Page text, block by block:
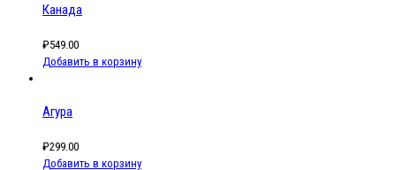
Канада
₽549.00
Добавить в корзину
Агура
₽299.00
Добавить в корзину